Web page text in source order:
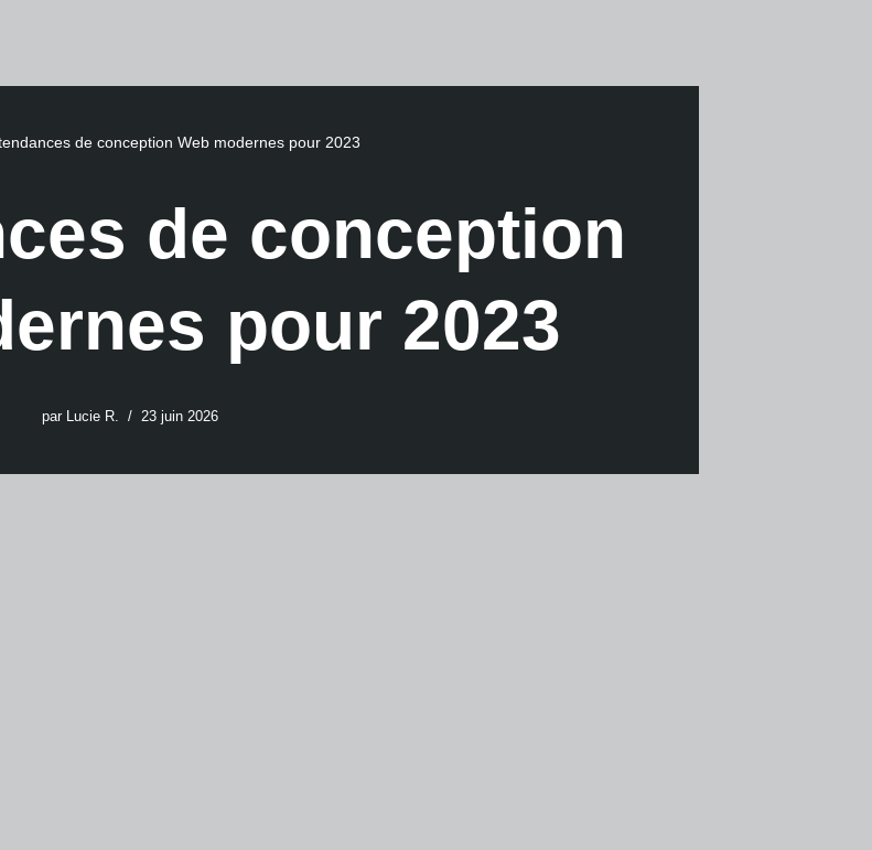
de conception Web modernes pour 2023
de conception
pour 2023
par Lucie R. 23 juin 2026